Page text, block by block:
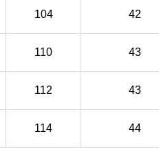
104 42
110 43
112 43
114 44